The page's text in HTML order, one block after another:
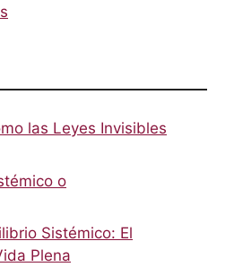
las Leyes Invisibles
o
Sistémico: El
Plena